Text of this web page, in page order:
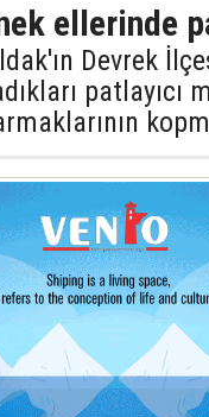
ellerinde
Devrek